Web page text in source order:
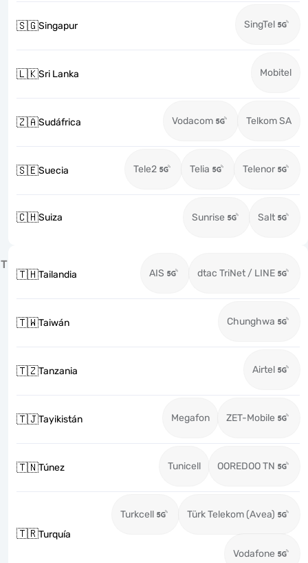
🇸🇬Singapur SingTel
🇱🇰Sri Lanka Mobitel
🇿🇦Sudáfrica Vodacom Telkom SA
🇸🇪Suecia Tele2 Telia Telenor
🇨🇭Suiza Sunrise Salt
T
🇹🇭Tailandia AIS dtac TriNet / LINE
🇹🇼Taiwán Chunghwa
🇹🇿Tanzania Airtel
🇹🇯Tayikistán Megafon ZET-Mobile
🇹🇳Túnez Tunicell OOREDOO TN
🇹🇷Turquía
Turkcell Türk Telekom (Avea)
Vodafone